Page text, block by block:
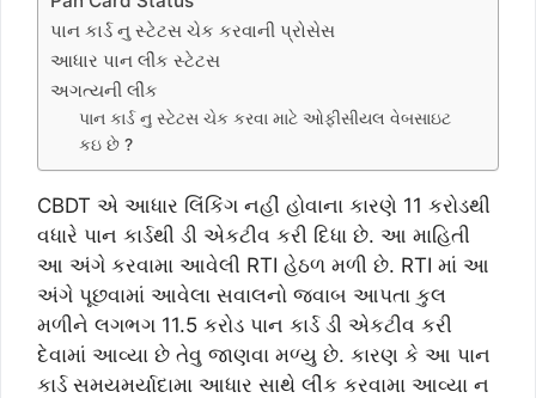
પાન કાર્ડ નુ સ્ટેટસ ચેક કરવાની પ્રોસેસ
આધાર પાન લીંક સ્ટેટસ
અગત્યની લીંક
પાન કાર્ડ નુ સ્ટેટસ ચેક કરવા માટે ઓફીસીયલ વેબસાઇટ
કઇ છે ?
CBDT એ આધાર લિંકિંગ નહીં હોવાના કારણે 11 કરોડથી
વધારે પાન કાર્ડથી ડી એકટીવ કરી દિધા છે. આ માહિતી
આ અંગે કરવામા આવેલી RTI હેઠળ મળી છે. RTI માં આ
અંગે પૂછવામાં આવેલા સવાલનો જવાબ આપતા કુલ
મળીને લગભગ 11.5 કરોડ પાન કાર્ડ ડી એકટીવ કરી
દેવામાં આવ્યા છે તેવુ જાણવા મળ્યુ છે. કારણ કે આ પાન
કાર્ડ સમયમર્યાદામા આધાર સાથે લીંક કરવામા આવ્યા ન